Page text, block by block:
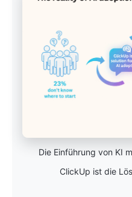
Die Einführung von KI
ClickUp ist die